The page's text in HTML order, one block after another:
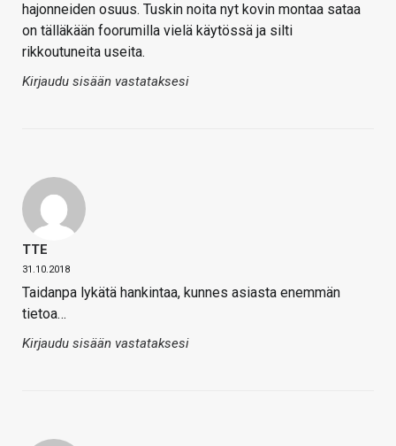
hajonneiden osuus. Tuskin noita nyt kovin montaa sataa
on tälläkään foorumilla vielä käytössä ja silti
rikkoutuneita useita.
Kirjaudu sisään vastataksesi
TTE
31.10.2018
Taidanpa lykätä hankintaa, kunnes asiasta enemmän
tietoa…
Kirjaudu sisään vastataksesi